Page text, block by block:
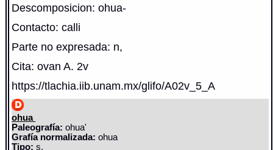
Descomposicion: ohua-
Contacto: calli
Parte no expresada: n,
Cita: ovan A. 2v
https://tlachia.iib.unam.mx/glifo/A02v_5_A
ohua
Paleografía: ohua'
Grafía normalizada: ohua
Tipo: s.